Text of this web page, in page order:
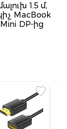
1.5 մ,
MacBook
DP-ից